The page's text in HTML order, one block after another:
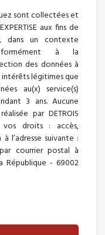
sont collectées et
aux fins de
dans un contexte
à la
des données à
intérêts légitimes que
au(x) service(s)
3 ans. Aucune
par DETROIS
vos droits : accès,
l’adresse suivante :
courrier postal à
République - 69002